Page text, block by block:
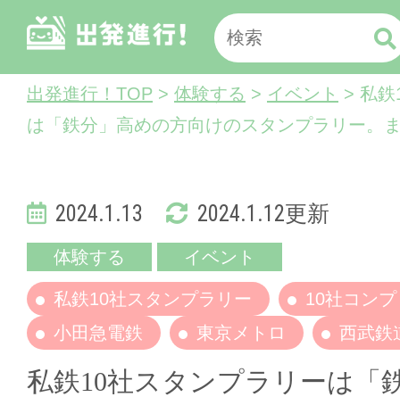
出発進行！TOP > 体験する > イベント > 私鉄
は「鉄分」高めの方向けのスタンプラリー。
2024.1.13 2024.1.12更新
体験する イベント
私鉄10社スタンプラリー
10社コン
小田急電鉄
東京メトロ 西武鉄
私鉄10社スタンプラリーは「